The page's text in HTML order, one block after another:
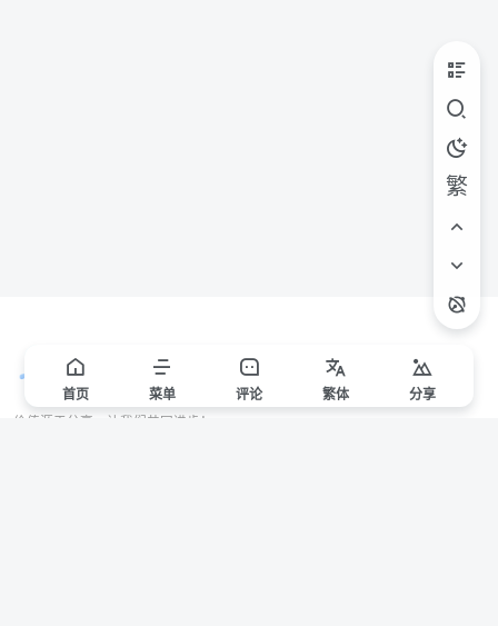
繁
首页 菜单 评论 繁体 分享
价值源于分享，让我们共同进步！